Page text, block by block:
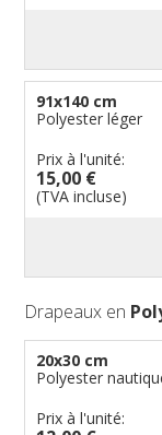
91x140 cm
Polyester léger
Prix à l'unité:
15,00 €
(TVA incluse)
Drapeaux en
20x30 cm
Polyester
Prix à l'unité: